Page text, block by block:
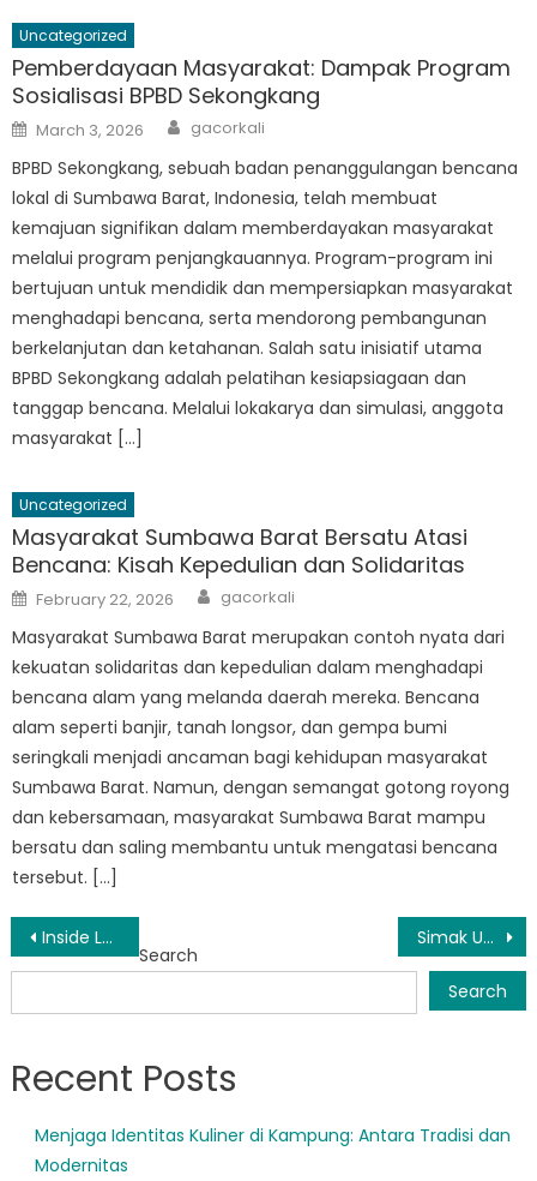
Uncategorized
Pemberdayaan Masyarakat: Dampak Program
Sosialisasi BPBD Sekongkang
Posted
on
March 3, 2026 Author
gacorkali
BPBD Sekongkang, sebuah badan penanggulangan bencana
lokal di Sumbawa Barat, Indonesia, telah membuat
kemajuan signifikan dalam memberdayakan masyarakat
melalui program penjangkauannya. Program-program ini
bertujuan untuk mendidik dan mempersiapkan masyarakat
menghadapi bencana, serta mendorong pembangunan
berkelanjutan dan ketahanan. Salah satu inisiatif utama
BPBD Sekongkang adalah pelatihan kesiapsiagaan dan
tanggap bencana. Melalui lokakarya dan simulasi, anggota
masyarakat […]
Uncategorized
Masyarakat Sumbawa Barat Bersatu Atasi
Bencana: Kisah Kepedulian dan Solidaritas
Posted
on
February 22, 2026 Author
gacorkali
Masyarakat Sumbawa Barat merupakan contoh nyata dari
kekuatan solidaritas dan kepedulian dalam menghadapi
bencana alam yang melanda daerah mereka. Bencana
alam seperti banjir, tanah longsor, dan gempa bumi
seringkali menjadi ancaman bagi kehidupan masyarakat
Sumbawa Barat. Namun, dengan semangat gotong royong
dan kebersamaan, masyarakat Sumbawa Barat mampu
bersatu dan saling membantu untuk mengatasi bencana
tersebut. […]
Post
navigation
Inside Look: Cara BPBD Brang Ene Mempersiapkan Masyarakat Menghadapi Bencana Alam Simak Upaya BPBD Maluk Jaga Keamanan Masyarakat
Search
Search
Recent Posts
Menjaga Identitas Kuliner di Kampung: Antara Tradisi dan
Modernitas